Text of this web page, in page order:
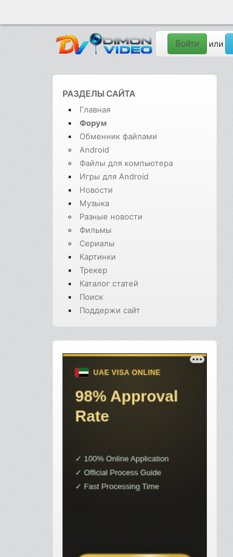
Войти или
РАЗДЕЛЫ САЙТА
Главная
Форум
Обменник файлами
Android
Файлы для компьютера
Игры для Android
Новости
Музыка
Разные новости
Фильмы
Сериалы
Картинки
Трекер
Каталог статей
Поиск
Поддержи сайт